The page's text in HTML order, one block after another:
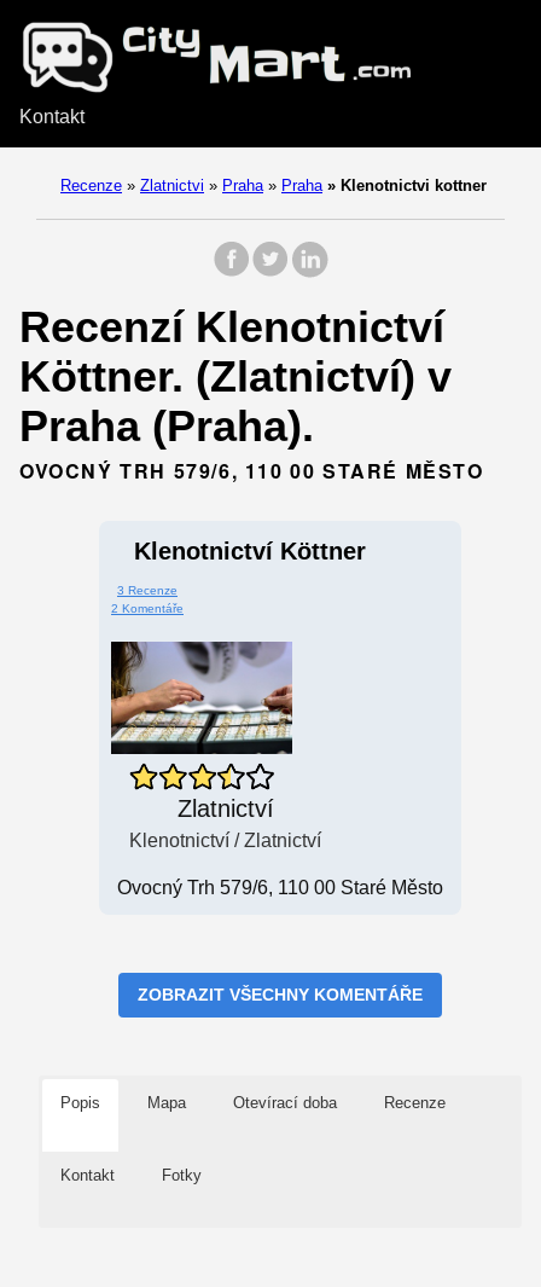
Kontakt
Recenze » Zlatnictvi » Praha » Praha » Klenotnictvi kottner
Recenzí Klenotnictví
Köttner. (Zlatnictví) v
Praha (Praha).
OVOCNÝ TRH 579/6, 110 00 STARÉ MĚSTO
Klenotnictví Köttner
3 Recenze
2 Komentáře
Zlatnictví
Klenotnictví / Zlatnictví
Ovocný Trh 579/6, 110 00 Staré Město
ZOBRAZIT VŠECHNY KOMENTÁŘE
Popis Mapa Otevírací doba Recenze
Kontakt Fotky